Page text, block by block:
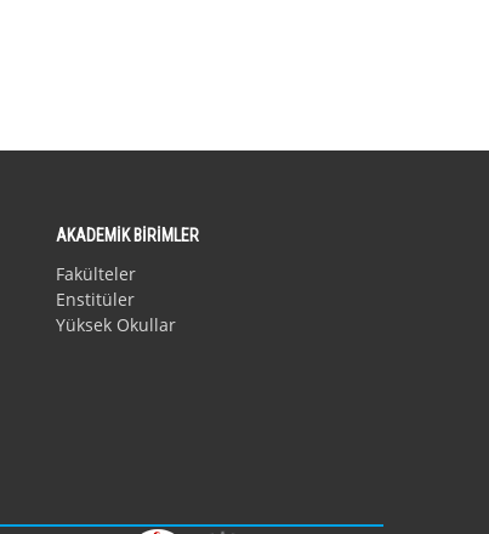
AKADEMİK BİRİMLER
Fakülteler
Enstitüler
Yüksek Okullar